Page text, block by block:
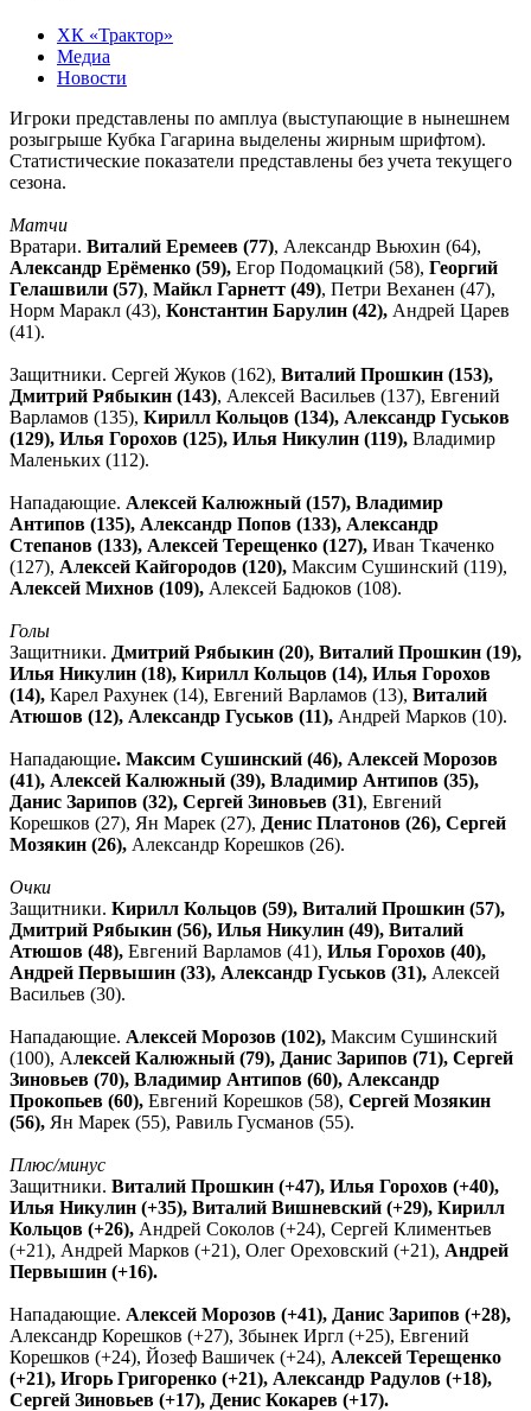
ХК «Трактор»
Медиа
Новости
Игроки представлены по амплуа (выступающие в нынешнем
розыгрыше Кубка Гагарина выделены жирным шрифтом).
Статистические показатели представлены без учета текущего
сезона.
Матчи
Вратари. Виталий Еремеев (77), Александр Вьюхин (64),
Александр Ерёменко (59), Егор Подомацкий (58), Георгий
Гелашвили (57), Майкл Гарнетт (49), Петри Веханен (47),
Норм Маракл (43), Константин Барулин (42), Андрей Царев
(41).
Защитники. Сергей Жуков (162), Виталий Прошкин (153),
Дмитрий Рябыкин (143), Алексей Васильев (137), Евгений
Варламов (135), Кирилл Кольцов (134), Александр Гуськов
(129), Илья Горохов (125), Илья Никулин (119), Владимир
Маленьких (112).
Нападающие. Алексей Калюжный (157), Владимир
Антипов (135), Александр Попов (133), Александр
Степанов (133), Алексей Терещенко (127), Иван Ткаченко
(127), Алексей Кайгородов (120), Максим Сушинский (119),
Алексей Михнов (109), Алексей Бадюков (108).
Голы
Защитники. Дмитрий Рябыкин (20), Виталий Прошкин (19),
Илья Никулин (18), Кирилл Кольцов (14), Илья Горохов
(14), Карел Рахунек (14), Евгений Варламов (13), Виталий
Атюшов (12), Александр Гуськов (11), Андрей Марков (10).
Нападающие. Максим Сушинский (46), Алексей Морозов
(41), Алексей Калюжный (39), Владимир Антипов (35),
Данис Зарипов (32), Сергей Зиновьев (31), Евгений
Корешков (27), Ян Марек (27), Денис Платонов (26), Сергей
Мозякин (26), Александр Корешков (26).
Очки
Защитники. Кирилл Кольцов (59), Виталий Прошкин (57),
Дмитрий Рябыкин (56), Илья Никулин (49), Виталий
Атюшов (48), Евгений Варламов (41), Илья Горохов (40),
Андрей Первышин (33), Александр Гуськов (31), Алексей
Васильев (30).
Нападающие. Алексей Морозов (102), Максим Сушинский
(100), Алексей Калюжный (79), Данис Зарипов (71), Сергей
Зиновьев (70), Владимир Антипов (60), Александр
Прокопьев (60), Евгений Корешков (58), Сергей Мозякин
(56), Ян Марек (55), Равиль Гусманов (55).
Плюс/минус
Защитники. Виталий Прошкин (+47), Илья Горохов (+40),
Илья Никулин (+35), Виталий Вишневский (+29), Кирилл
Кольцов (+26), Андрей Соколов (+24), Сергей Климентьев
(+21), Андрей Марков (+21), Олег Ореховский (+21), Андрей
Первышин (+16).
Нападающие. Алексей Морозов (+41), Данис Зарипов (+28),
Александр Корешков (+27), Збынек Иргл (+25), Евгений
Корешков (+24), Йозеф Вашичек (+24), Алексей Терещенко
(+21), Игорь Григоренко (+21), Александр Радулов (+18),
Сергей Зиновьев (+17), Денис Кокарев (+17).